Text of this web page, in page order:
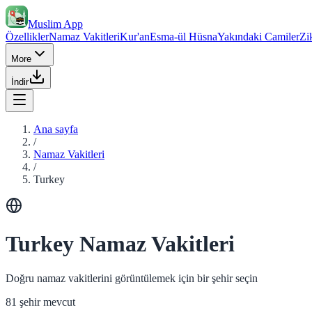
Muslim App
ÖzelliklerNamaz VakitleriKur'anEsma-ül HüsnaYakındaki Camiler
More
İndir
Ana sayfa
/
Namaz Vakitleri
/
Turkey
Turkey Namaz Vakitleri
Doğru namaz vakitlerini görüntülemek için bir şehir seçin
81 şehir mevcut